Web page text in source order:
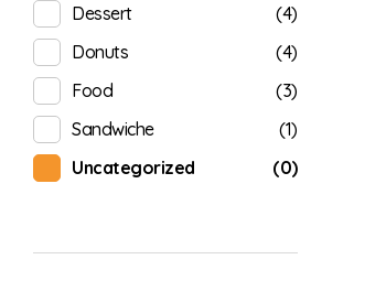
Dessert
(4)
Donuts
(4)
Food
(3)
Sandwiche
(1)
Uncategorized
(0)